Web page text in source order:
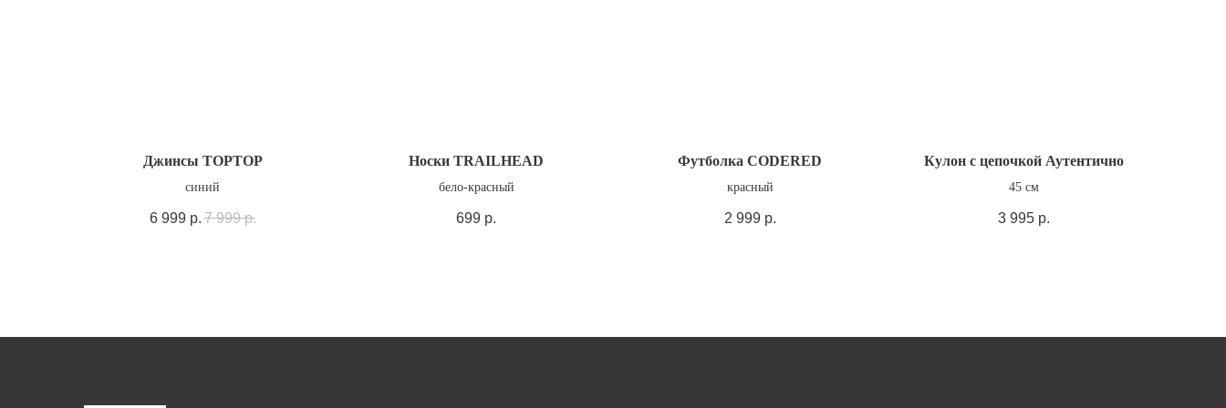
Джинсы TOPTOP
синий
6 999 р. 7 999 р.
Носки TRAILHEAD
бело-красный
699 р.
Футболка CODERED
красный
2 999 р.
Кулон с цепочкой Аутентично
45 см
3 995 р.